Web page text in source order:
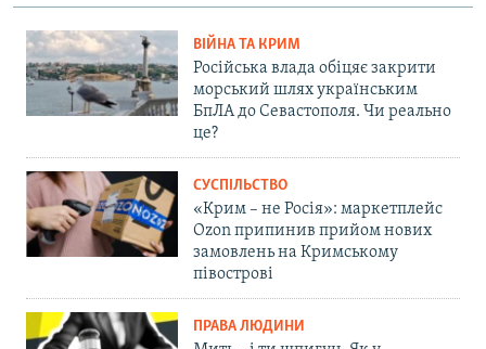
ВІЙНА ТА КРИМ
Російська влада обіцяє закрити
морський шлях українським
БпЛА до Севастополя. Чи реально
це?
СУСПІЛЬСТВО
«Крим – не Росія»: маркетплейс
Ozon припинив прийом нових
замовлень на Кримському
півострові
ПРАВА ЛЮДИНИ